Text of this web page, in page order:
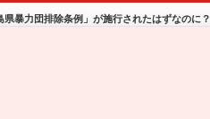
暴力団排除条例」が施行されたはずなのに？